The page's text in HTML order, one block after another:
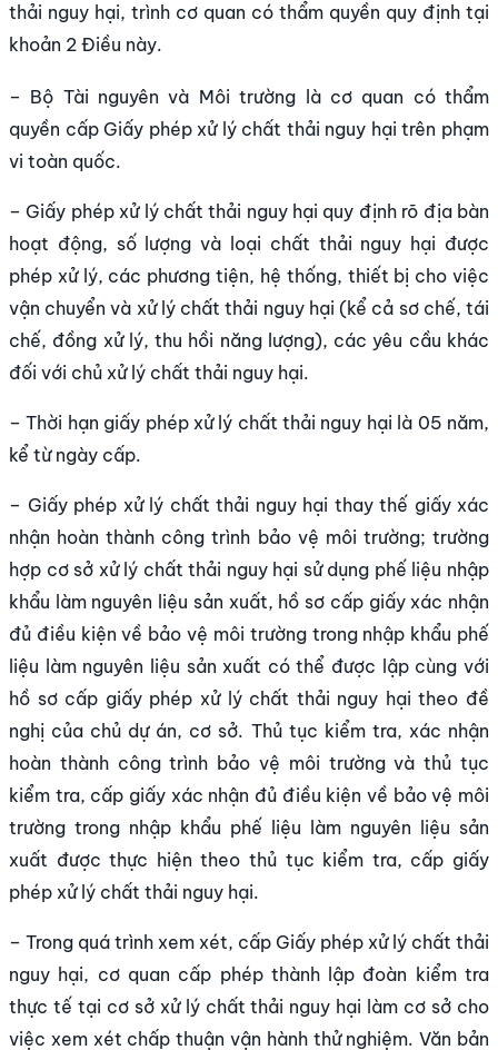
thải nguy hại, trình cơ quan có thẩm quyền quy định tại
khoản 2 Điều này.
– Bộ Tài nguyên và Môi trường là cơ quan có thẩm
quyền cấp Giấy phép xử lý chất thải nguy hại trên phạm
vi toàn quốc.
– Giấy phép xử lý chất thải nguy hại quy định rõ địa bàn
hoạt động, số lượng và loại chất thải nguy hại được
phép xử lý, các phương tiện, hệ thống, thiết bị cho việc
vận chuyển và xử lý chất thải nguy hại (kể cả sơ chế, tái
chế, đồng xử lý, thu hồi năng lượng), các yêu cầu khác
đối với chủ xử lý chất thải nguy hại.
– Thời hạn giấy phép xử lý chất thải nguy hại là 05 năm,
kể từ ngày cấp.
– Giấy phép xử lý chất thải nguy hại thay thế giấy xác
nhận hoàn thành công trình bảo vệ môi trường; trường
hợp cơ sở xử lý chất thải nguy hại sử dụng phế liệu nhập
khẩu làm nguyên liệu sản xuất, hồ sơ cấp giấy xác nhận
đủ điều kiện về bảo vệ môi trường trong nhập khẩu phế
liệu làm nguyên liệu sản xuất có thể được lập cùng với
hồ sơ cấp giấy phép xử lý chất thải nguy hại theo đề
nghị của chủ dự án, cơ sở. Thủ tục kiểm tra, xác nhận
hoàn thành công trình bảo vệ môi trường và thủ tục
kiểm tra, cấp giấy xác nhận đủ điều kiện về bảo vệ môi
trường trong nhập khẩu phế liệu làm nguyên liệu sản
xuất được thực hiện theo thủ tục kiểm tra, cấp giấy
phép xử lý chất thải nguy hại.
– Trong quá trình xem xét, cấp Giấy phép xử lý chất thải
nguy hại, cơ quan cấp phép thành lập đoàn kiểm tra
thực tế tại cơ sở xử lý chất thải nguy hại làm cơ sở cho
việc xem xét chấp thuận vận hành thử nghiệm. Văn bản